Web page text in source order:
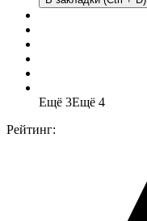
Ещё 3Ещё 4
Рейтинг: